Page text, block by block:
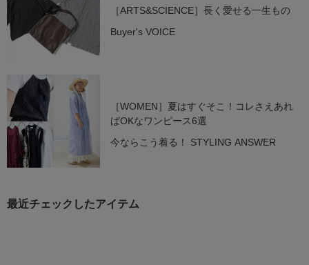
［ARTS&SCIENCE］長く愛せる一生もの
Buyer's VOICE
［WOMEN］夏はすぐそこ！コレさえあれ
ばOKなワンピース6選
今ならこう着る！ STYLING ANSWER
最近チェックしたアイテム